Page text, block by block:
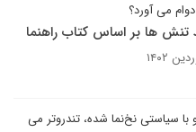
می آورد؟
تنش ها بر اساس کتاب راهنما
با سیاستی نخ‌نما شده، تندروتر می